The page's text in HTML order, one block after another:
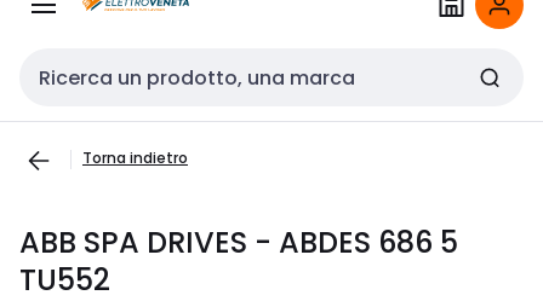
Cerca input
Torna indietro
ABB SPA DRIVES - ABDES 686 5
TU552